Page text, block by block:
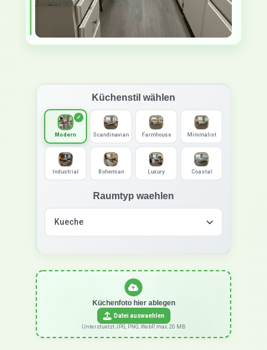
Küchenstil wählen
Modern Scandinavian Farmhouse Minimalist
Industrial Bohemian Luxury Coastal
Raumtyp waehlen
Küchenfoto hier ablegen
Datei auswaehlen
Unterstuetzt JPG, PNG, WebP, max. 20 MB